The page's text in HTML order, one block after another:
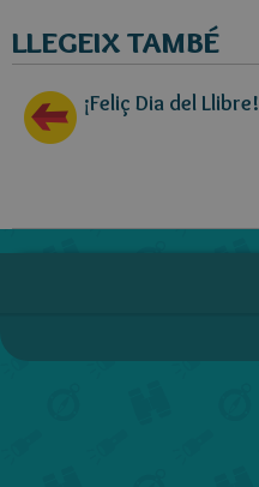
LLEGEIX TAMBÉ
¡Feliç Dia del Llibre!